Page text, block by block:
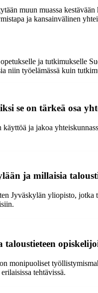
muun muassa
ja kansainvälinen
ja tutkimukselle
niin työelämässä kuin
se on tärkeä osa
ja jakoa
ja millaisia
Jyväskylän yliopisto,
monipuoliset
tehtävissä.